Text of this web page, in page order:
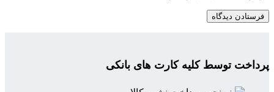
پرداخت توسط کلیه کارت های بانکی